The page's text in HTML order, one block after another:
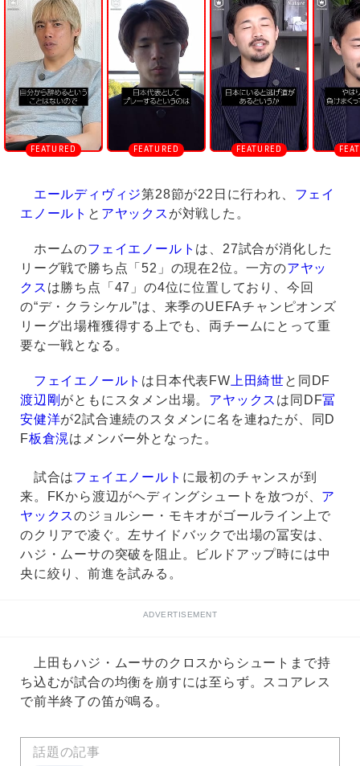
m
u
t
e
エールディヴィジ第28節が22日に行われ、 フェイ
エノールト と アヤックス が対戦した。
ホームのフェイエノールト は、27試合が消化した
リーグ戦で勝ち点「52」の現在2位。一方のアヤッ
クス は勝ち点「47」の4位に位置しており、今回
の“デ・クラシケル”は、来季のUEFAチャンピオンズ
リーグ出場権獲得する上でも、両チームにとって重
要な一戦となる。
フェイエノールト は日本代表FW上田綺世と同DF
渡辺剛 がともにスタメン出場。 アヤックス は同DF冨
安健洋が2試合連続のスタメンに名を連ねたが、同D
F板倉滉はメンバー外となった。
試合はフェイエノールト に最初のチャンスが到
来。FKから渡辺がヘディングシュートを放つが、 ア
ヤックスのジョルシー・モキオがゴールライン上で
のクリアで凌ぐ。左サイドバックで出場の冨安は、
ハジ・ムーサの突破を阻止。ビルドアップ時には中
央に絞り、前進を試みる。
ADVERTISEMENT
上田もハジ・ムーサのクロスからシュートまで持
ち込むが試合の均衡を崩すには至らず。スコアレス
で前半終了の笛が鳴る。
話題の記事